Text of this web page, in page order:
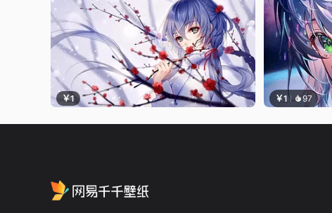
￥1 ￥1 97